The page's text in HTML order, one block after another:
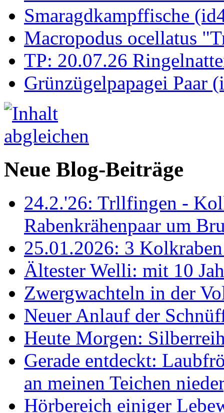
Smaragdkampffische
Macropodus ocellatus
TP: 20.07.26
Grünzügelpapagei Paar
Neue Blog-Beiträge
24.2.'26: Trllfingen -
Rabenkrähenpaar um
25.01.2026: 3
Ältester Welli: mit 10
Zwergwachteln in der
Neuer Anlauf der
Heute Morgen:
Gerade entdeckt:
an meinen Teichen
Hörbereich einiger